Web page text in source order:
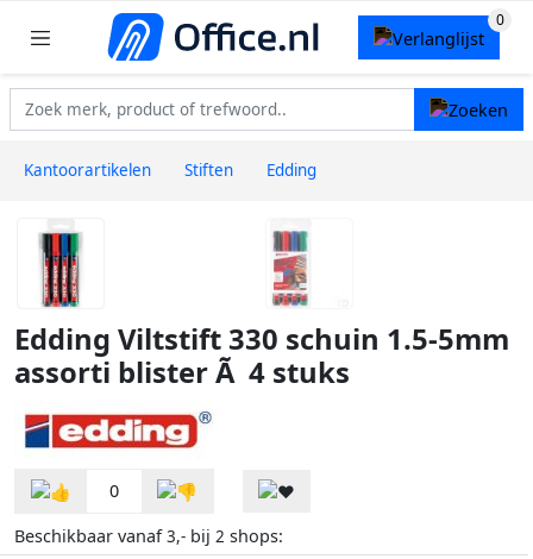
Kantoorartikelen Stiften Edding
Edding Viltstift 330 schuin 1.5-5mm
assorti blister Ã 4 stuks
0
Beschikbaar vanaf3,- bij 2 shops: